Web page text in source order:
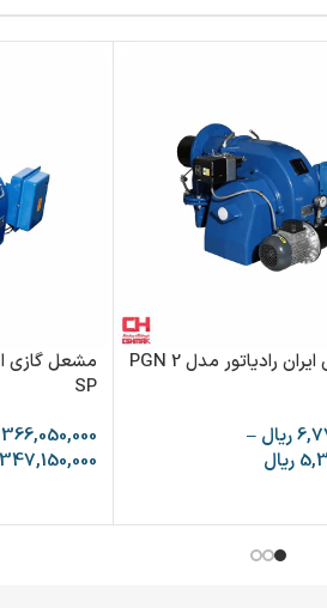
مشعل گازی ایران رادیاتور مدل PGN 2
ریال –
ریال
SP